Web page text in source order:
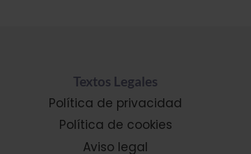
Textos Legales
Política de privacidad
Política de cookies
Aviso legal